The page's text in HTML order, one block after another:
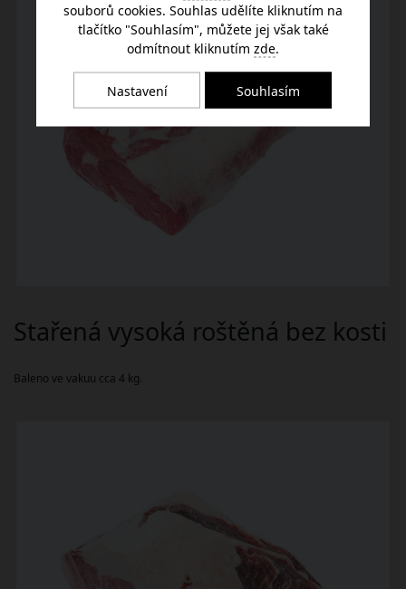
Baleno ve vakuu cca 4 kg.
Stařená vysoká roštěná bez kosti
souborů cookies. Souhlas udělíte kliknutím na
tlačítko "Souhlasím", můžete jej však také
odmítnout kliknutím zde.
Nastavení Souhlasím